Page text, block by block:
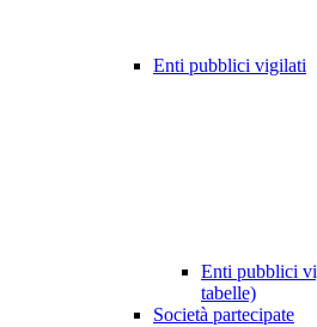
Enti pubblici vigilati
Enti pubblici
tabelle)
Società partecipate